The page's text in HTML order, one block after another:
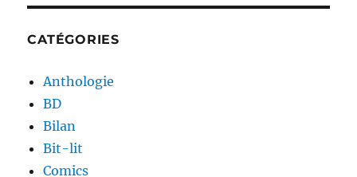
CATÉGORIES
Anthologie
BD
Bilan
Bit-lit
Comics